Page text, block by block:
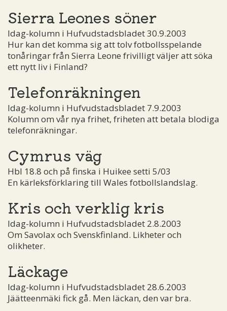
Sierra Leones söner
Idag-kolumn i Hufvudstadsbladet 30.9.2003
Hur kan det komma sig att tolv fotbollsspelande
tonåringar från Sierra Leone frivilligt väljer att söka
ett nytt liv i Finland?
Telefonräkningen
Idag-kolumn i Hufvudstadsbladet 7.9.2003
Kolumn om vår nya frihet, friheten att betala blodiga
telefonräkningar.
Cymrus väg
Hbl 18.8 och på finska i Huikee setti 5/03
En kärleksförklaring till Wales fotbollslandslag.
Kris och verklig kris
Idag-kolumn i Hufvudstadsbladet 2.8.2003
Om Savolax och Svenskfinland. Likheter och
olikheter.
Läckage
Idag-kolumn i Hufvudstadsbladet 28.6.2003
Jäätteenmäki fick gå. Men läckan, den var bra.